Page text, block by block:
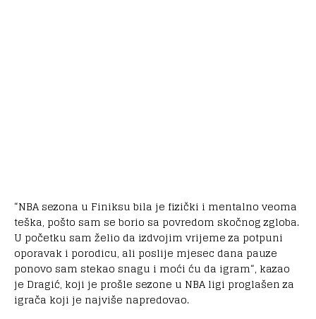
“NBA sezona u Finiksu bila je fizički i mentalno veoma
teška, pošto sam se borio sa povredom skočnog zgloba.
U početku sam želio da izdvojim vrijeme za potpuni
oporavak i porodicu, ali poslije mjesec dana pauze
ponovo sam stekao snagu i moći ću da igram“, kazao
je Dragić, koji je prošle sezone u NBA ligi proglašen za
igrača koji je najviše napredovao.